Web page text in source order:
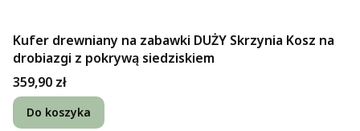
Kufer drewniany na zabawki DUŻY Skrzynia Kosz na
drobiazgi z pokrywą siedziskiem
Cena
359,90 zł
Do koszyka